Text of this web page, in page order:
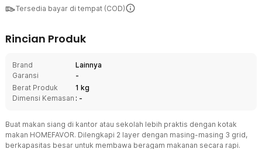
Tersedia bayar di tempat (COD)
Rincian Produk
Brand
Lainnya
Garansi
-
Berat Produk
1 kg
Dimensi Kemasan : -
Buat makan siang di kantor atau sekolah lebih praktis dengan kotak
makan HOMEFAVOR. Dilengkapi 2 layer dengan masing-masing 3 grid,
berkapasitas besar untuk membawa beragam makanan secara rapi.